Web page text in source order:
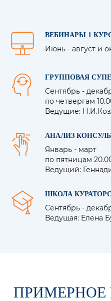
ВЕБИНАРЫ 1
Июнь - август и
ГРУППОВАЯ
Сентябрь -
по четвергам
Ведущие:
АНАЛИЗ
Январь - март
по пятницам
Ведущий:
ШКОЛА
Сентябрь -
Ведущая: Елена
ПРИМЕРНОЕ